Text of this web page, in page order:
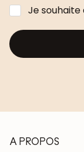
Je
A PROPOS